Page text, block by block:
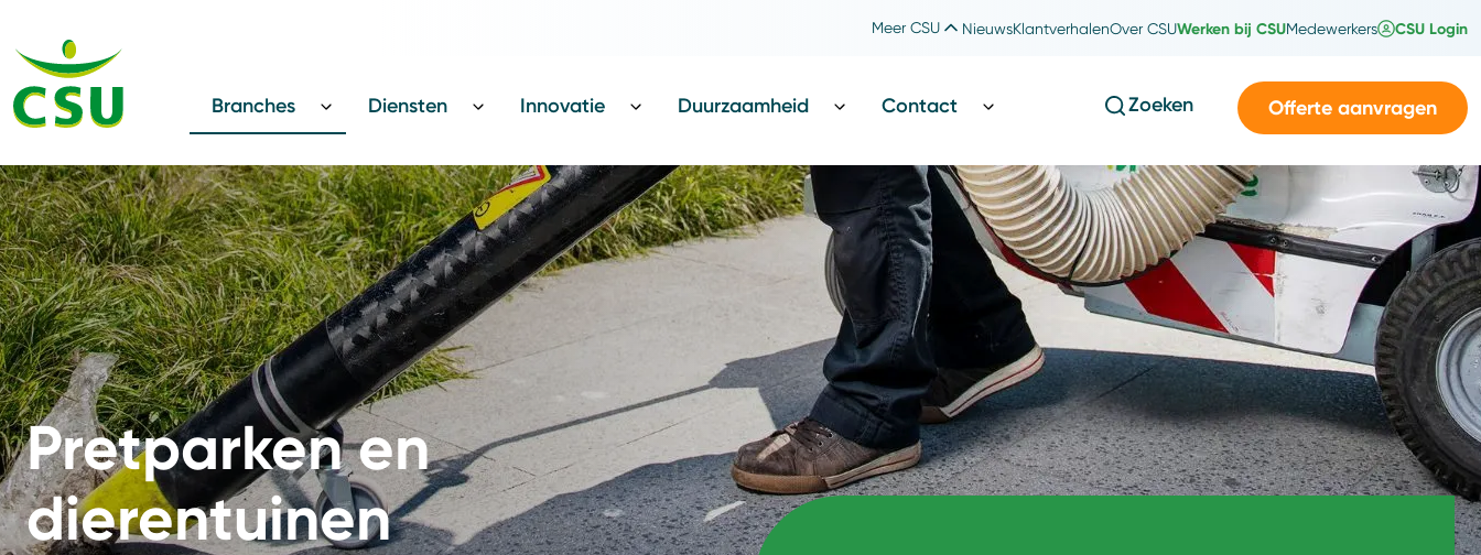
Meer CSU NieuwsKlantverhalenOver CSUWerken bij CSUMedewerkers CSU Login
Branches Diensten Innovatie Duurzaamheid Contact Zoeken Offerte aanvragen
Pretparken en
dierentuinen